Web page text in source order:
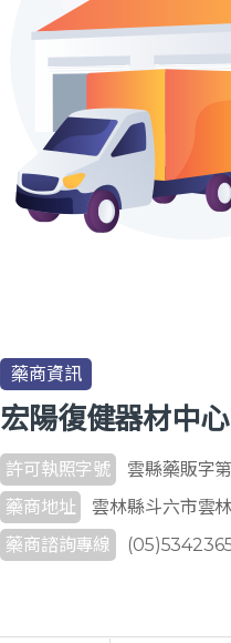
藥商資訊
宏陽復健器材中心
許可執照字號
雲縣藥販字
藥商地址
雲林縣斗六市雲
藥商諮詢專線